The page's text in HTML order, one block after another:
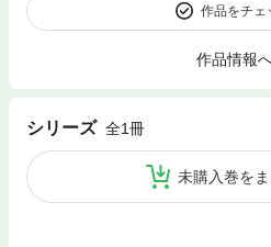
作品をチェ
作品情報
シリーズ 全1冊
未購入巻を